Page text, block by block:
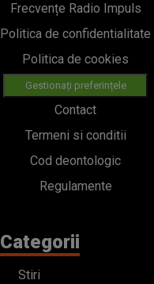
Frecvențe Radio Impuls
Politica de confidentialitate
Politica de cookies
Gestionați preferințele
Contact
Termeni si conditii
Cod deontologic
Regulamente
Categorii
Stiri